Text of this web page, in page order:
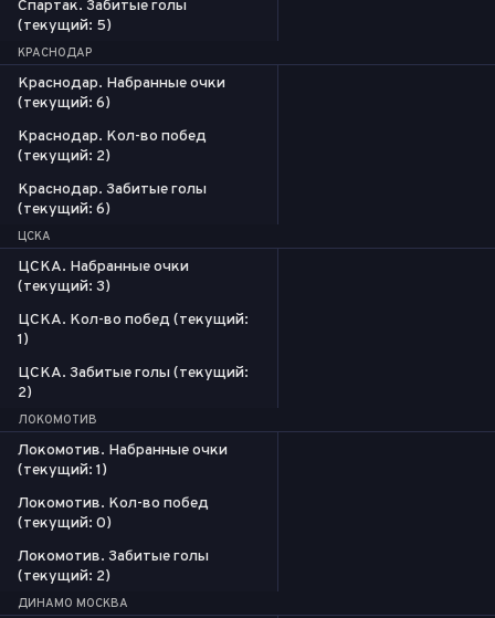
Спартак. Забитые голы
(текущий: 5)
КРАСНОДАР
Краснодар. Набранные очки
(текущий: 6)
Краснодар. Кол-во побед
(текущий: 2)
Краснодар. Забитые голы
(текущий: 6)
ЦСКА
ЦСКА. Набранные очки
(текущий: 3)
ЦСКА. Кол-во побед (текущий:
1)
ЦСКА. Забитые голы (текущий:
2)
ЛОКОМОТИВ
Локомотив. Набранные очки
(текущий: 1)
Локомотив. Кол-во побед
(текущий: 0)
Локомотив. Забитые голы
(текущий: 2)
ДИНАМО МОСКВА